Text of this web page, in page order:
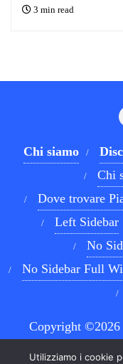
3 min read
Chi siamo
Chi
Dove trovare
Left Sidebar
No
No Sidebar Full
Copyright ©2026
Utilizziamo i cookie